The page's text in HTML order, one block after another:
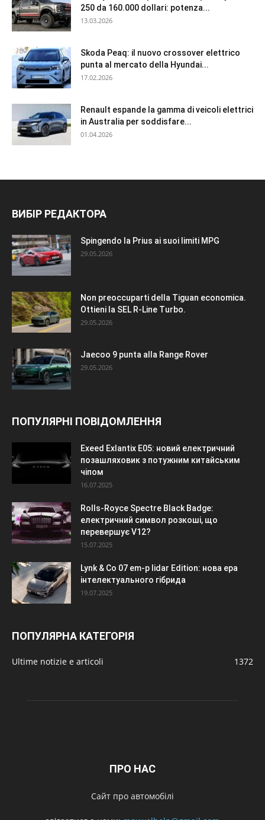
250 da 160.000 dollari: potenza...
13.03.2026
Skoda Peaq: il nuovo crossover elettrico
punta al mercato della Hyundai...
17.02.2026
Renault espande la gamma di veicoli elettrici
in Australia per soddisfare...
01.04.2026
ВИБІР РЕДАКТОРА
Spingendo la Prius ai suoi limiti MPG
29.05.2026
Non preoccuparti della Tiguan economica.
Ottieni la SEL R-Line Turbo.
29.05.2026
Jaecoo 9 punta alla Range Rover
29.05.2026
ПОПУЛЯРНІ ПОВІДОМЛЕННЯ
Exeed Exlantix E05: новий електричний
позашляховик з потужним китайським
чіпом
16.07.2025
Rolls-Royce Spectre Black Badge:
електричний символ розкоші, що
перевершує V12?
15.07.2025
Lynk & Co 07 em-p lidar Edition: нова ера
інтелектуального гібрида
19.07.2025
ПОПУЛЯРНА КАТЕГОРІЯ
Ultime notizie e articoli 1372
ПРО НАС
Сайт про автомобілі